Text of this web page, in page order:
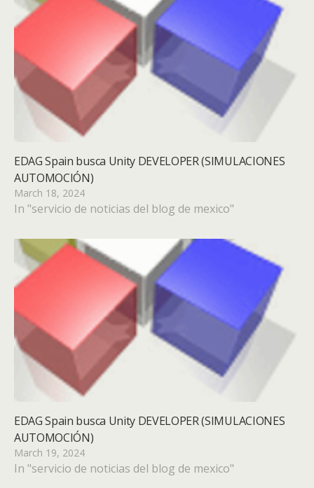
EDAG Spain busca Unity DEVELOPER (SIMULACIONES
AUTOMOCIÓN)
March 18, 2024
In "servicio de noticias del blog de mexico"
EDAG Spain busca Unity DEVELOPER (SIMULACIONES
AUTOMOCIÓN)
March 19, 2024
In "servicio de noticias del blog de mexico"